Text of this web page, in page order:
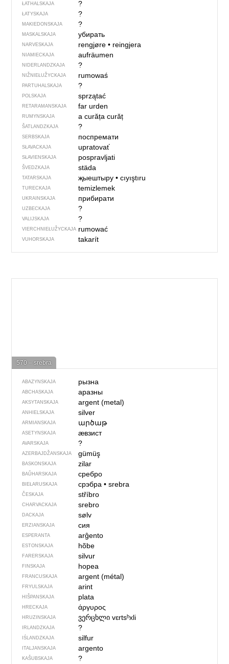
ŁATHALSKAJA ?
ŁATYSKAJA ?
MAKIEDONSKAJA ?
MASKALSKAJA убирать
NARVESKAJA rengjøre• reingjera
NIAMIECKAJA aufräumen
NIDERLANDZKAJA ?
NIŽNIEŁUŽYCKAJA rumowaś
PARTUHALSKAJA ?
POLSKAJA sprzątać
RETARAMANSKAJA far urden
RUMYNSKAJA a curățacurăț
ŠATLANDZKAJA ?
SERBSKAJA поспремати
SŁAVACKAJA upratovať
SŁAVIENSKAJA pospravljati
ŠVEDZKAJA städa
TATARSKAJA җыештыру• cıyıştıru
TURECKAJA temizlemek
UKRAINSKAJA прибирати
UZBECKAJA ?
VALIJSKAJA ?
VIERCHNIE­ŁUŽYCKAJA rumować
VUHORSKAJA takarít
570 – srebra
ABAZYNSKAJA рызна
ABCHASKAJA аразны
AKSYTANSKAJA argent (metal)
ANHIELSKAJA silver
ARMIANSKAJA արծաթ
ASETYNSKAJA ӕвзист
AVARSKAJA ?
AZERBAJDŽAN­SKAJA gümüş
BASKONSKAJA zilar
BAŬHARSKAJA сребро
BIEŁARUSKAJA срэбра• srebra
ČESKAJA stříbro
CHARVACKAJA srebro
DACKAJA sølv
ERZIANSKAJA сия
ESPERANTA arĝento
ESTONSKAJA hõbe
FARERSKAJA silvur
FINSKAJA hopea
FRANCUSKAJA argent (métal)
FRYULSKAJA arint
HIŠPANSKAJA plata
HRECKAJA άργυρος
HRUZINSKAJA ვერცხლიvɛrtsʰxli
IRLANDZKAJA ?
IŚLANDZKAJA silfur
ITALJANSKAJA argento
KAŠUBSKAJA ?